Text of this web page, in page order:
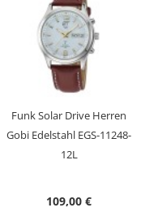
Design
Antrieb
Batterie/ Akku Typ
Zeitsignal
Uhrwerk
Genauigkeit
Funk Solar Drive Herren
Gobi Edelstahl EGS-11248-
12L
109,00 €